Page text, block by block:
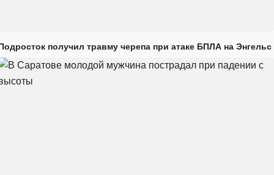
получил травму черепа при атаке БПЛА на Энгельс